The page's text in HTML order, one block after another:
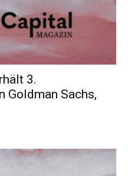
3.
Goldman Sachs,